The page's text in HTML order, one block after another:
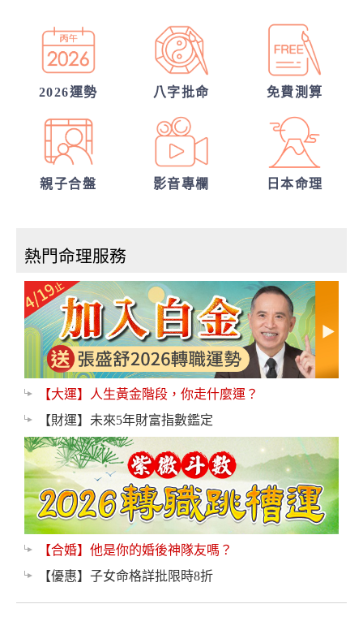
你們前世是哪種星宿關係？今生有好結果
嗎？
2026運勢 八字批命 免費測算
親子合盤 影音專欄 日本命理
熱門命理服務
【大運】人生黃金階段，你走什麼運？
【財運】未來5年財富指數鑑定
【合婚】他是你的婚後神隊友嗎？
【優惠】子女命格詳批限時8折